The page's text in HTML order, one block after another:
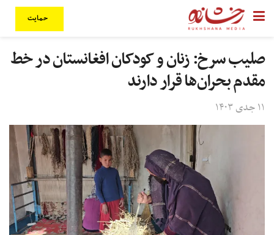
حمایت
صلیب سرخ: زنان و کودکان افغانستان در خط
مقدم بحران‌ها قرار دارند
۱۱ جدی ۱۴۰۳